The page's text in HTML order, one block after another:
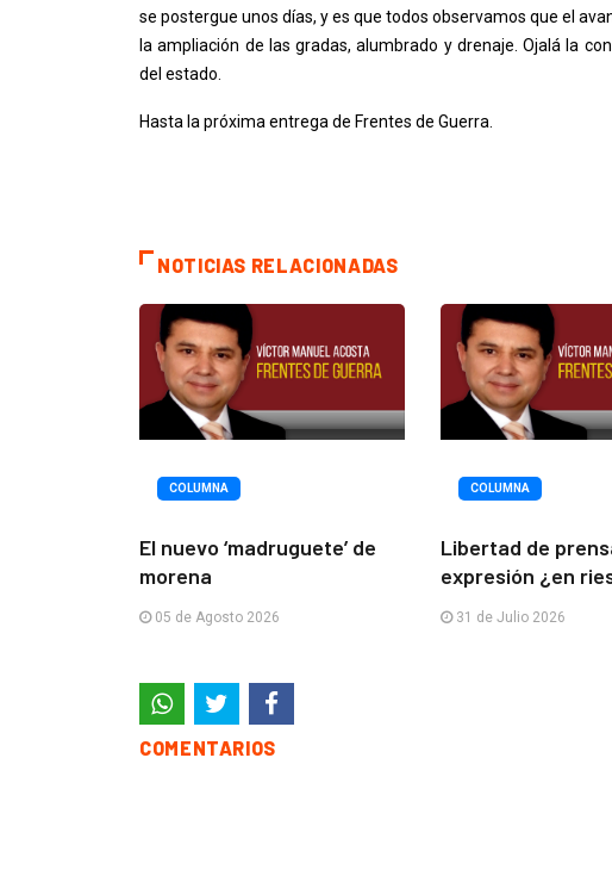
se postergue unos días, y es que todos observamos que el
la ampliación de las gradas, alumbrado y drenaje. Ojalá la
del estado.
Hasta la próxima entrega de Frentes de Guerra.
NOTICIAS RELACIONADAS
COLUMNA
El nuevo ‘madruguete’ de
morena
05 de Agosto 2026
COLUMNA
Libertad de
expresión ¿en
31 de Julio 2026
COMENTARIOS